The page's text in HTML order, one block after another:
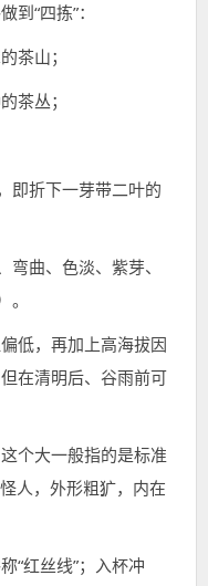
“四拣”：
茶山；
茶丛；
即折下一芽带二叶的
弯曲、色淡、紫芽、
低，再加上高海拔因
在清明后、谷雨前可
个大一般指的是标准
人，外形粗犷，内在
“红丝线”；入杯冲